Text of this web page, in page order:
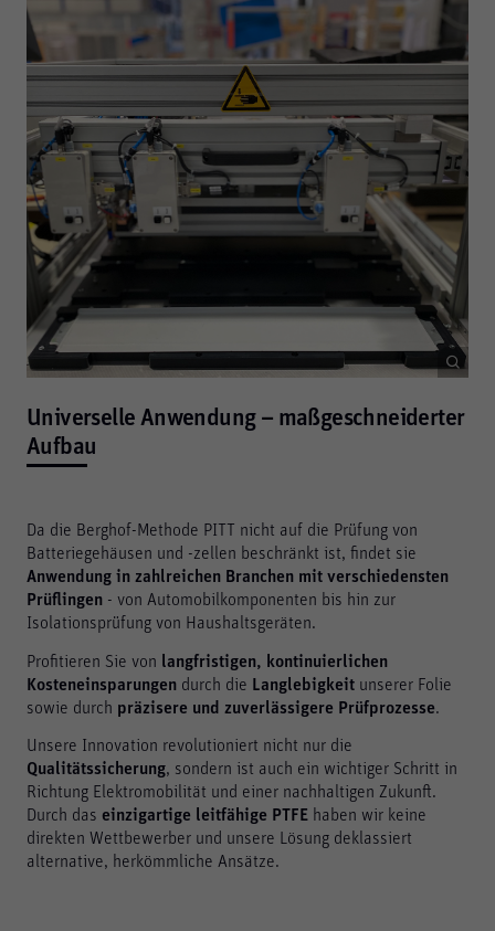
in Präzision, Zuverlässigkeit, Flexibilität und Sicherheit
Universelle Anwendung – maßgeschneiderter
Aufbau
Da die Berghof-Methode PITT nicht auf die Prüfung von
Batteriegehäusen und -zellen beschränkt ist, findet sie
Anwendung in zahlreichen Branchen mit verschiedensten
Prüflingen - von Automobilkomponenten bis hin zur
Isolationsprüfung von Haushaltsgeräten.
Profitieren Sie von langfristigen, kontinuierlichen
Kosteneinsparungen durch die Langlebigkeit unserer Folie
sowie durch präzisere und zuverlässigere Prüfprozesse.
Unsere Innovation revolutioniert nicht nur die
Qualitätssicherung, sondern ist auch ein wichtiger Schritt in
Richtung Elektromobilität und einer nachhaltigen Zukunft.
Durch das einzigartige leitfähige PTFE haben wir keine
direkten Wettbewerber und unsere Lösung deklassiert
alternative, herkömmliche Ansätze.